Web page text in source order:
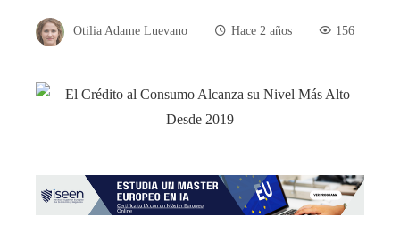
Otilia Adame Luevano Hace 2 años 156